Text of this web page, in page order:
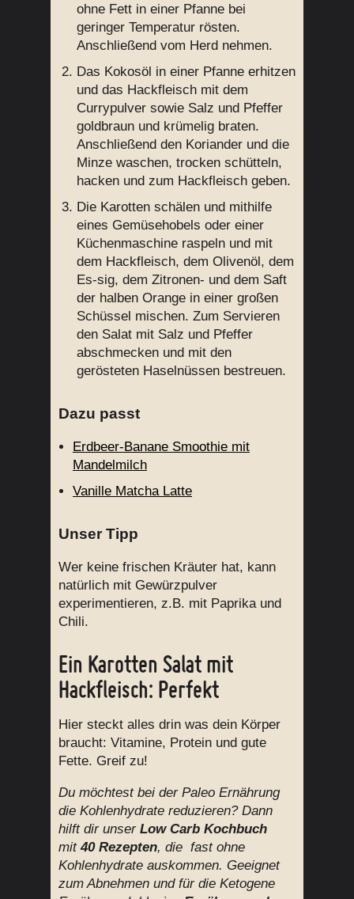
ohne Fett in einer Pfanne bei
geringer Temperatur rösten.
Anschließend vom Herd nehmen.
Das Kokosöl in einer Pfanne erhitzen
und das Hackfleisch mit dem
Currypulver sowie Salz und Pfeffer
goldbraun und krümelig braten.
Anschließend den Koriander und die
Minze waschen, trocken schütteln,
hacken und zum Hackfleisch geben.
Die Karotten schälen und mithilfe
eines Gemüsehobels oder einer
Küchenmaschine raspeln und mit
dem Hackfleisch, dem Olivenöl, dem
Es-sig, dem Zitronen- und dem Saft
der halben Orange in einer großen
Schüssel mischen. Zum Servieren
den Salat mit Salz und Pfeffer
abschmecken und mit den
gerösteten Haselnüssen bestreuen.
Dazu passt
Erdbeer-Banane Smoothie mit
Mandelmilch
Vanille Matcha Latte
Unser Tipp
Wer keine frischen Kräuter hat, kann
natürlich mit Gewürzpulver
experimentieren, z.B. mit Paprika und
Chili.
Ein Karotten Salat mit
Hackfleisch: Perfekt
Hier steckt alles drin was dein Körper
braucht: Vitamine, Protein und gute
Fette. Greif zu!
Du möchtest bei der Paleo Ernährung
die Kohlenhydrate reduzieren? Dann
hilft dir unser Low Carb Kochbuch
mit40 Rezepten, die fast ohne
Kohlenhydrate auskommen. Geeignet
zum Abnehmen und für die Ketogene